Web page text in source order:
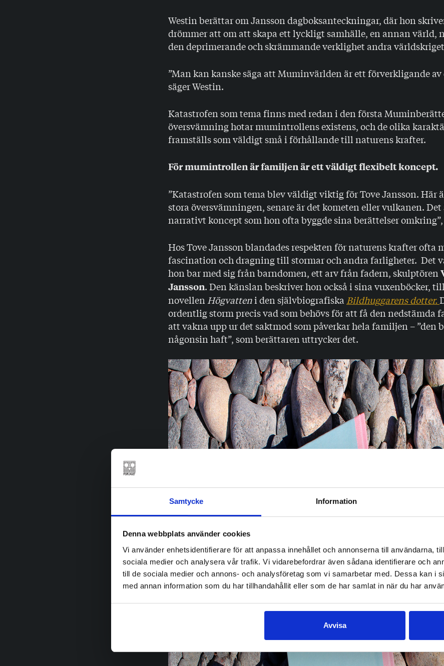
Samtycke Information
Denna webbplats använder cookies
Vi använder enhetsidentifierare för att anpassa innehållet och annonserna till användarna,
sociala medier och analysera vår trafik. Vi vidarebefordrar även sådana identifierare och
till de sociala medier och annons- och analysföretag som vi samarbetar med. Dessa kan i
med annan information som du har tillhandahållit eller som de har samlat in när du har
Avvisa
Westin berättar om Jansson dagboksanteckningar, där hon
drömmer attom att skapa ett lyckligt samhälle, en annan värld,
den deprimerande och skrämmande verklighet andra
”Man kan kanske säga att Muminvärlden är ett förverkligande av
säger Westin.
Katastrofen som tema finns med redan i den första
översvämning hotar mumintrollens existens, och de olika
framställs som väldigt små i förhållande till naturens krafter.
För mumintrollen är familjen är ett väldigt flexibelt koncept.
”Katastrofen som tema blev väldigt viktig för Tove Jansson. Här
stora översvämningen, senare är det kometen eller vulkanen.
narrativt koncept som hon ofta byggde sina berättelser omkring”,
Hos Tove Jansson blandades respekten för naturens krafter ofta
fascination och dragning till stormar och andra farligheter. Det
hon bar med sig från barndomen, ett arv från fadern, skulptören
Jansson. Den känslan beskriver hon också i sina vuxenböcker,
novellen Högvatteni den självbiografiska Bildhuggarens dotter.
ordentlig storm precis vad som behövs för att få den nedstämda
att vakna upp ur det saktmod som påverkar hela familjen – ”den
någonsin haft”, som berättaren uttrycker det.